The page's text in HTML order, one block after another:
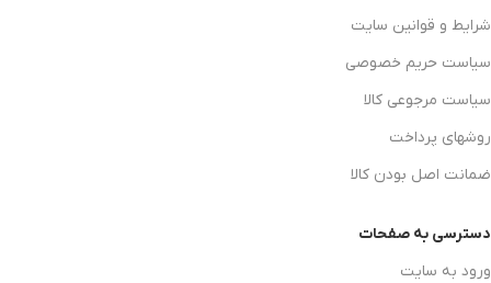
شرایط و قوانین سایت
سیاست حریم خصوصی
سیاست مرجوعی کالا
روشهای پرداخت
ضمانت اصل بودن کالا
دسترسی به صفحات
ورود به سایت